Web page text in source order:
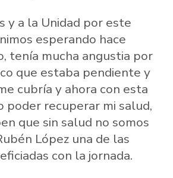
y a la Unidad por este
esperando hace
tenía mucha angustia por
que estaba pendiente y
cubría y ahora con esta
poder recuperar mi salud,
que sin salud no somos
López una de las
con la jornada.